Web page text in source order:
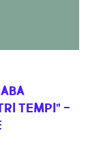
TEMPI” -